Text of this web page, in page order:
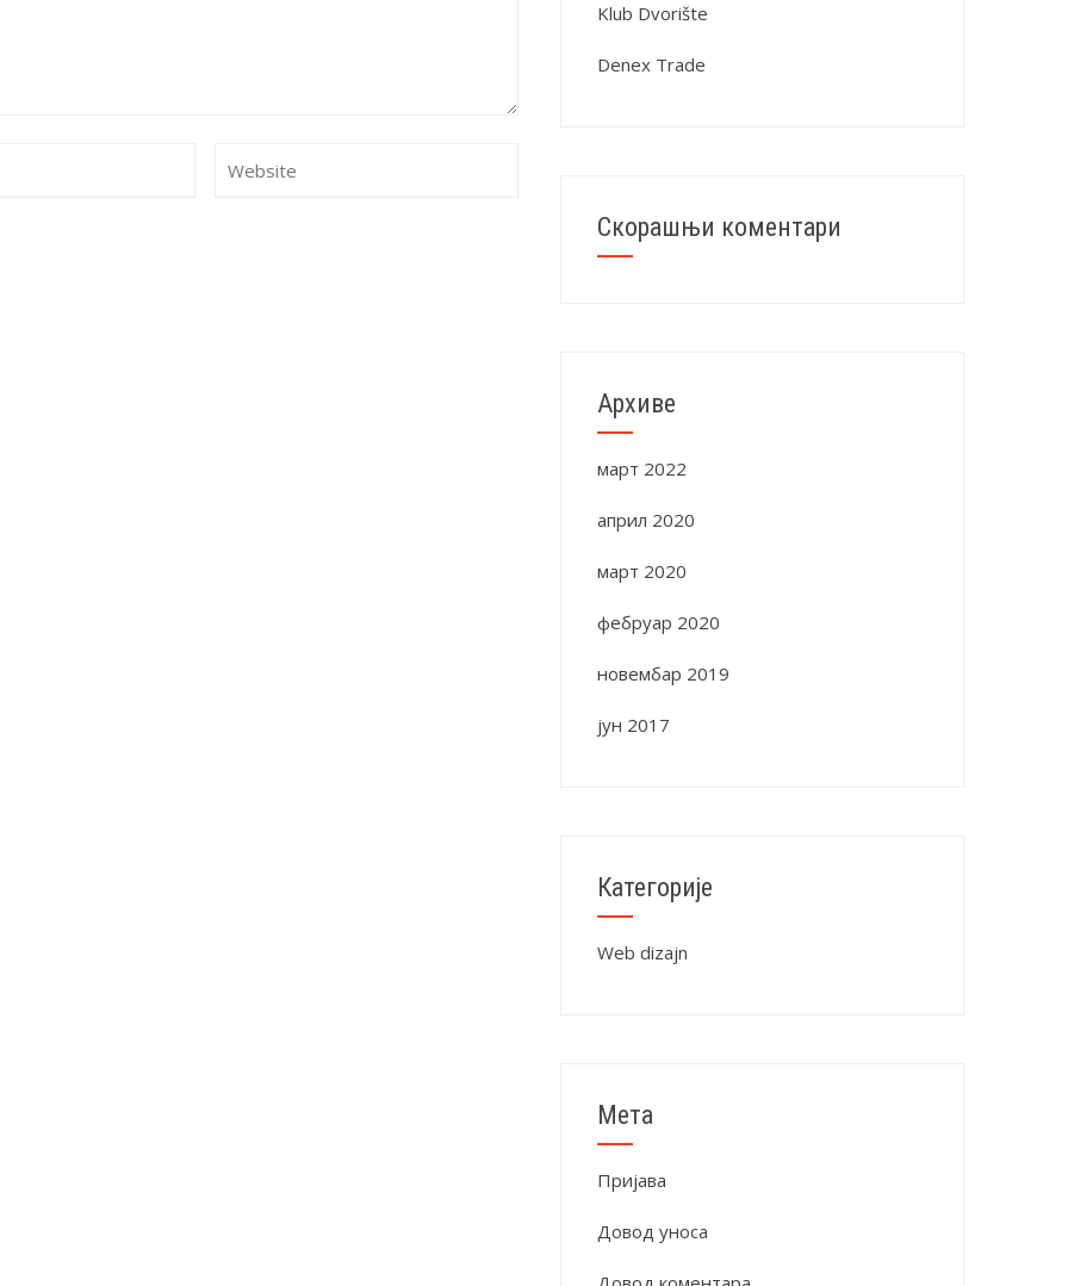
Klub Dvorište
Denex Trade
Скорашњи коментари
Архиве
март 2022
април 2020
март 2020
фебруар 2020
новембар 2019
јун 2017
Категорије
Web dizajn
Мета
Пријава
Довод уноса